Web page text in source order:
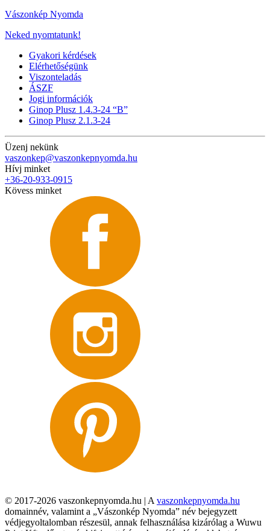
Vászonkép Nyomda
Neked nyomtatunk!
Gyakori kérdések
Elérhetőségünk
Viszonteladás
ÁSZF
Jogi információk
Ginop Plusz 1.4.3-24 “B”
Ginop Plusz 2.1.3-24
Üzenj nekünk
vaszonkep@vaszonkepnyomda.hu
Hívj minket
+36-20-933-0915
Kövess minket
© 2017-2026 vaszonkepnyomda.hu | A vaszonkepnyomda.hu
domainnév, valamint a „Vászonkép Nyomda” név bejegyzett
védjegyoltalomban részesül, annak felhasználása kizárólag a Wuwu